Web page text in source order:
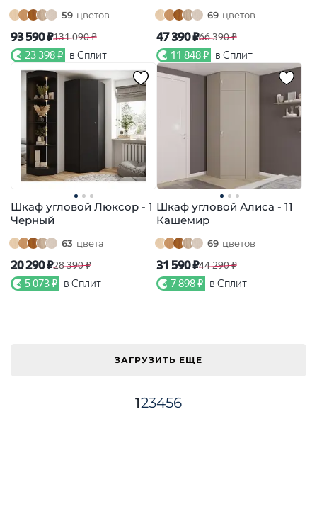
59 цветов
93 590 ₽131 090 ₽
23 398 ₽ в Сплит
69 цветов
47 390 ₽66 390 ₽
11 848 ₽ в Сплит
Шкаф угловой Люксор - 1
Черный
63 цвета
20 290 ₽28 390 ₽
5 073 ₽ в Сплит
Шкаф угловой Алиса - 11
Кашемир
69 цветов
31 590 ₽44 290 ₽
7 898 ₽ в Сплит
ЗАГРУЗИТЬ ЕЩЕ
123456